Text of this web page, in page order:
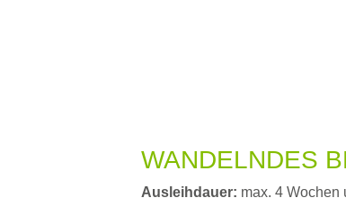
WANDELNDES
Ausleihdauer: max. 4 Wochen